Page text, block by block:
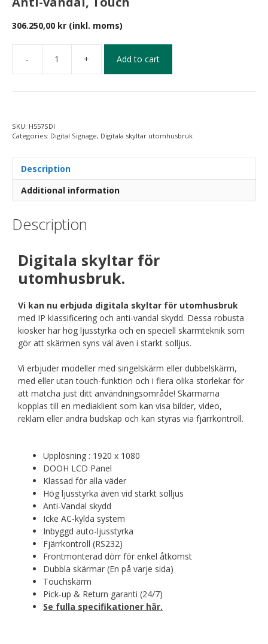
306.250,00 kr (inkl. moms)
- + Add to cart
SKU: H557SDI
Categories: Digital Signage, Digitala skyltar utomhusbruk
Description
Additional information
Description
Digitala skyltar för
utomhusbruk.
Vi kan nu erbjuda digitala skyltar för utomhusbruk
med IP klassificering och anti-vandal skydd. Dessa robusta
kiosker har hög ljusstyrka och en speciell skärmteknik som
gör att skärmen syns väl även i starkt solljus.
Vi erbjuder modeller med singelskärm eller dubbelskärm,
med eller utan touch-funktion och i flera olika storlekar för
att matcha just ditt användningsområde! Skärmarna
kopplas till en mediaklient som kan visa bilder, video,
reklam eller andra budskap och kan styras via fjärrkontroll.
Upplösning : 1920 x 1080
DOOH LCD Panel
Klassad för alla väder
Hög ljusstyrka även vid starkt solljus
Anti-Vandal skydd
Icke AC-kylda system
Inbyggd auto-ljusstyrka
Fjärrkontroll (RS232)
Frontmonterad dörr för enkel åtkomst
Dubbla skärmar (En på varje sida)
Touchskärm
Pick-up & Return garanti (24/7)
Se fulla specifikationer här.